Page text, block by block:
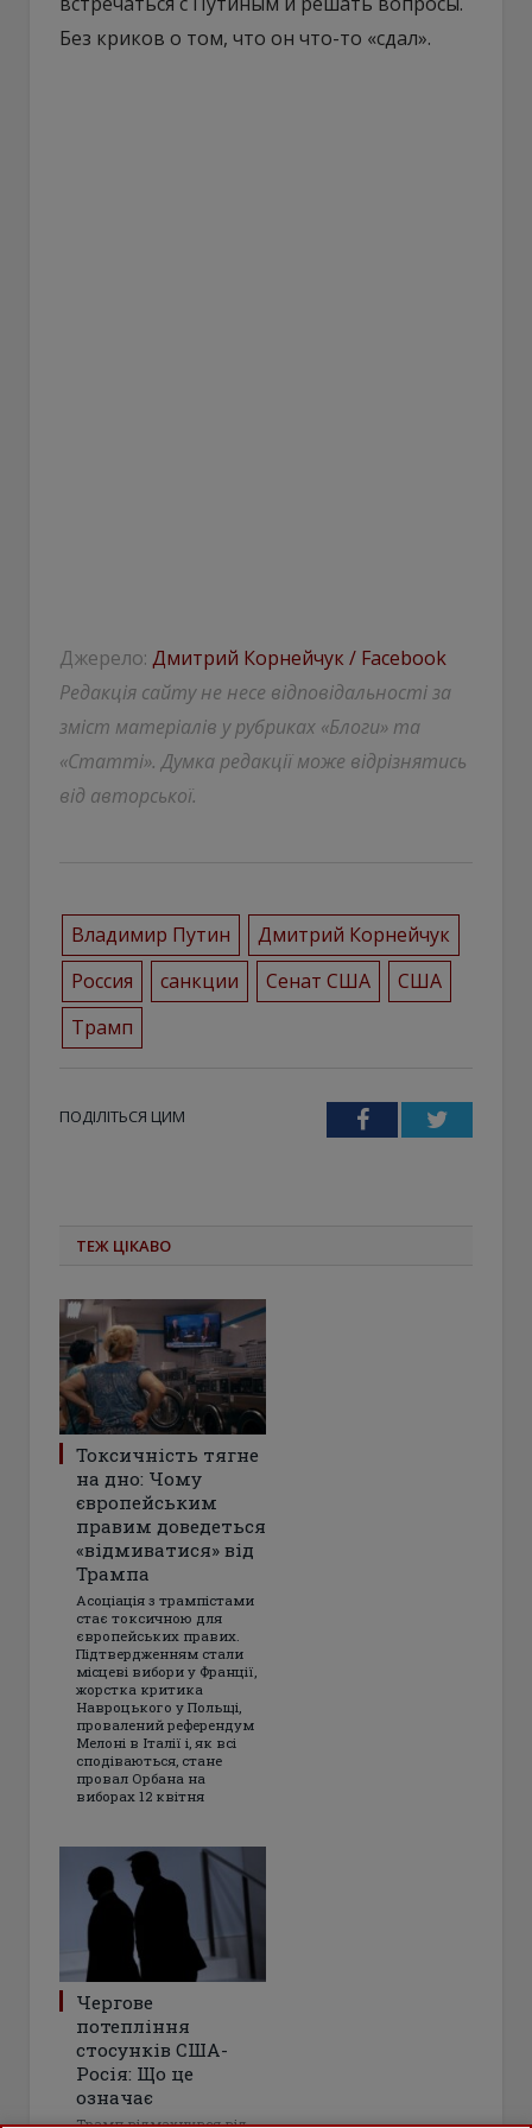
Без криков о том, что он что-то «сдал».
Джерело: Дмитрий Корнейчук / Facebook
Редакція сайту не несе відповідальності за
зміст матеріалів у рубриках «Блоги» та
«Статті». Думка редакції може відрізнятись
від авторської.
Владимир Путин
Дмитрий Корнейчук
Россия
санкции Сенат США
США
Трамп
ПОДІЛІТЬСЯ ЦИМ FacebookTwitter
ТЕЖ ЦІКАВО
Токсичність тягне
на дно: Чому
європейським
правим доведеться
«відмиватися» від
Трампа
Асоціація з трампістами
стає токсичною для
європейських правих.
Підтвердженням стали
місцеві вибори у Франції,
жорстка критика
Навроцького у Польщі,
провалений референдум
Мелоні в Італії і, як всі
сподіваються, стане
провал Орбана на
виборах 12 квітня
Чергове
потепління
стосунків США-
Росія: Що це
означає
Трамп відмахнувся від